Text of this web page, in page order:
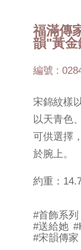
福滿傳
韻"黃金
編號 :
宋錦紋樣
以天青色
可供選擇
於腕上。
約重：
#首飾系列
#送給她
#宋韻傳家